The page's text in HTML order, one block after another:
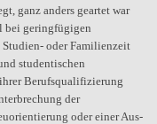
ganz anders geartet war
bei geringfügigen
oder Familienzeit
studentischen
Berufsqualifizierung
der
oder einer Aus-